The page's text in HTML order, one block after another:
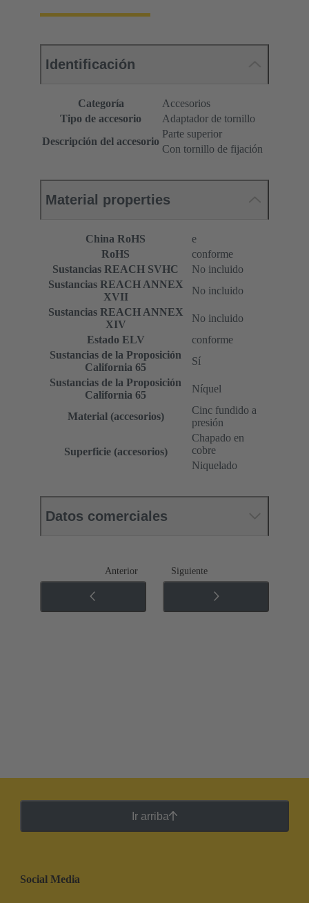
Identificación
Categoría
Accesorios
Tipo de accesorio
Adaptador de tornillo
Descripción del accesorio
Parte superior
Con tornillo de fijación
Material properties
China RoHS
e
RoHS
conforme
Sustancias REACH SVHC
No incluido
Sustancias REACH ANNEX
XVII
No incluido
Sustancias REACH ANNEX
XIV
No incluido
Estado ELV
conforme
Sustancias de la Proposición
California 65
Sí
Sustancias de la Proposición
California 65
Níquel
Material (accesorios)
Cinc fundido a
presión
Superficie (accesorios)
Chapado en
cobre
Niquelado
Datos comerciales
Anterior Siguiente
Ir arriba
Social Media